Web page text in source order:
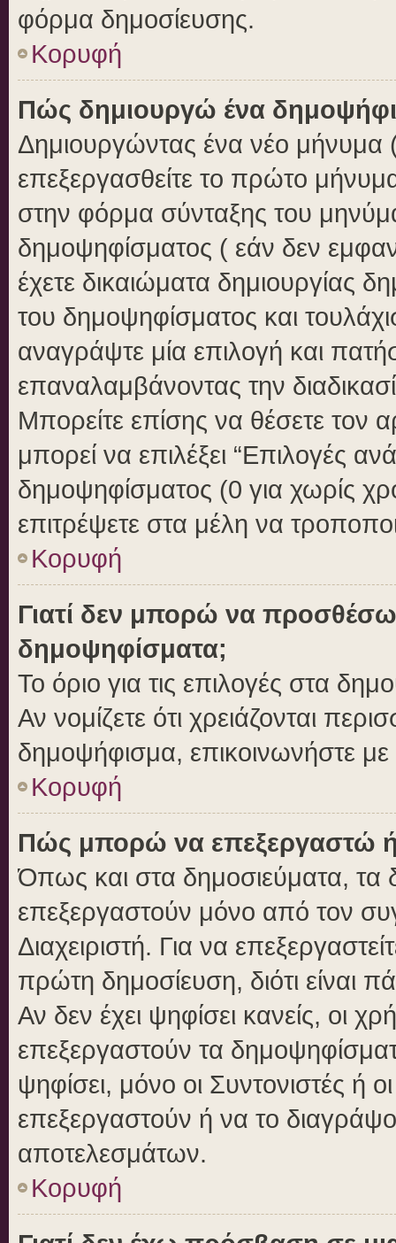
φόρμα δημοσίευσης.
Κορυφή
Πώς δημιουργώ ένα
Δημιουργώντας ένα νέο μήνυμα
επεξεργασθείτε το πρώτο
στην φόρμα σύνταξης του
δημοψηφίσματος ( εάν δεν
έχετε δικαιώματα δημιουργίας
του δημοψηφίσματος και
αναγράψτε μία επιλογή και
επαναλαμβάνοντας την
Μπορείτε επίσης να θέσετε τον
μπορεί να επιλέξει “Επιλογές
δημοψηφίσματος (0 για χωρίς
επιτρέψετε στα μέλη να
Κορυφή
Γιατί δεν μπορώ να
δημοψηφίσματα;
Το όριο για τις επιλογές στα
Αν νομίζετε ότι χρειάζονται
δημοψήφισμα, επικοινωνήστε με
Κορυφή
Πώς μπορώ να επεξεργαστώ
Όπως και στα δημοσιεύματα,
επεξεργαστούν μόνο από τον
Διαχειριστή. Για να
πρώτη δημοσίευση, διότι είναι
Αν δεν έχει ψηφίσει κανείς, οι
επεξεργαστούν τα
ψηφίσει, μόνο οι Συντονιστές ή
επεξεργαστούν ή να το
αποτελεσμάτων.
Κορυφή